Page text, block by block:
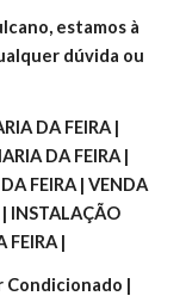
estamos à
dúvida ou
DA FEIRA |
DA FEIRA |
FEIRA | VENDA
INSTALAÇÃO
FEIRA |
Condicionado |